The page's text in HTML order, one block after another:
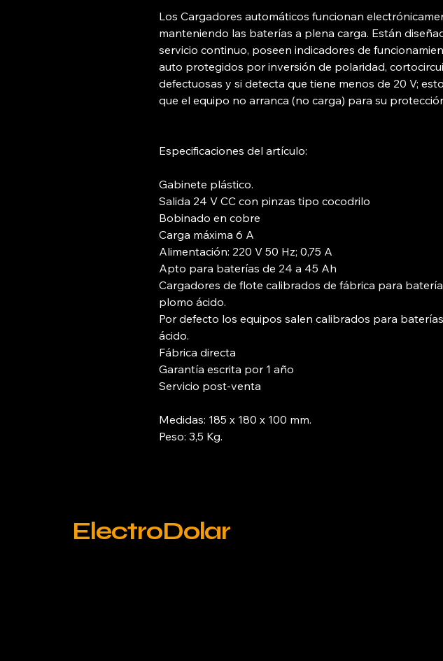
Los Cargadores automáticos funcionan
manteniendo las baterías a plena carga. Están
servicio continuo, poseen indicadores de
auto protegidos por inversión de polaridad,
defectuosas y si detecta que tiene menos de 20 V;
que el equipo no arranca (no carga) para su
Especificaciones del artículo:
Gabinete plástico.
Salida 24 V CC con pinzas tipo cocodrilo
Bobinado en cobre
Carga máxima 6 A
Alimentación: 220 V 50 Hz; 0,75 A
Apto para baterías de 24 a 45 Ah
Cargadores de flote calibrados de fábrica para
plomo ácido.
Por defecto los equipos salen calibrados para
ácido.
Fábrica directa
Garantía escrita por 1 año
Servicio post-venta
Medidas: 185 x 180 x 100 mm.
Peso: 3,5 Kg.
ElectroDolar